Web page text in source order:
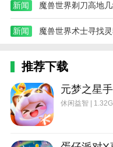
新闻 魔兽世界剃刀高地
新闻
推荐下载
元梦之星
休闲益智 |